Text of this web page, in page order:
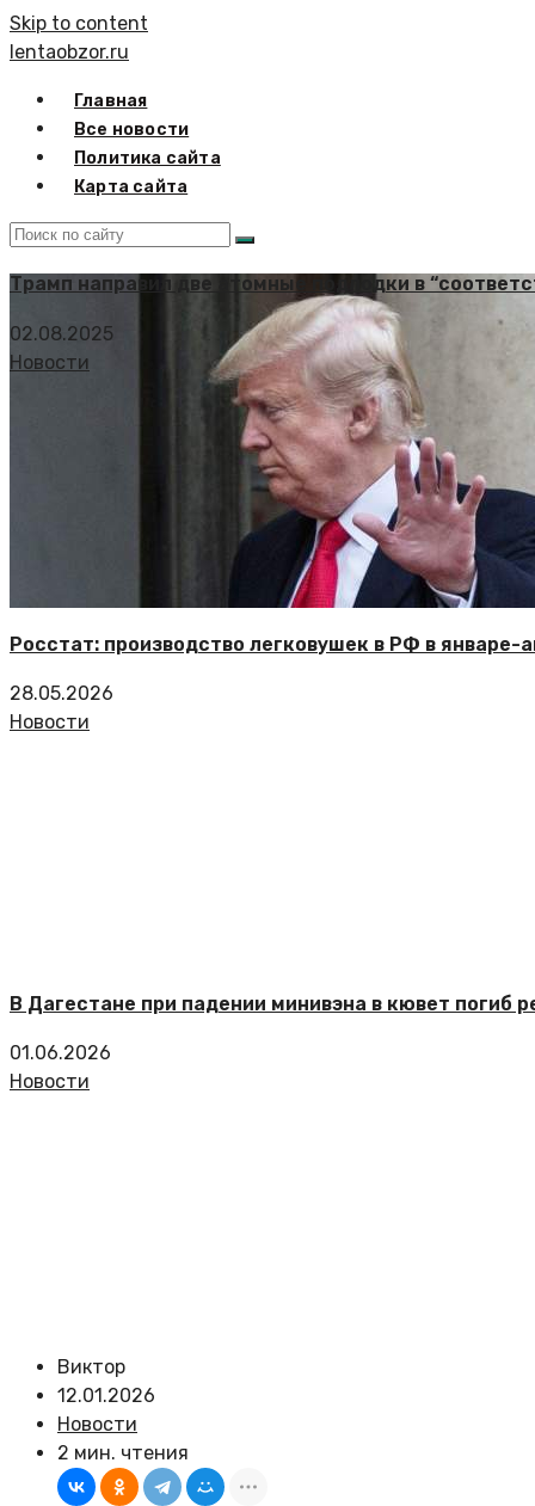
Skip to content
lentaobzor.ru
Главная
Все новости
Политика сайта
Карта сайта
Трамп направил две атомные подлодки в
02.08.2025
Новости
Росстат: производство легковушек в РФ в январе-
28.05.2026
Новости
В Дагестане при падении минивэна в кювет погиб
01.06.2026
Новости
Виктор
12.01.2026
Новости
2 мин. чтения